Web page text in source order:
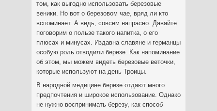
том, как выгодно использовать березовые
веники. Но вот о березовом чае, вряд ли кто
вспоминает. А ведь, совсем напрасно. Давайте
поговорим о пользе такого напитка, о его
плюсах и минусах. Издавна славяне и германцы
особую роль отводили березе. Как напоминание
об этом, мы можем видеть березовые веточки,
которые используют на день Троицы.
В народной медицине березе отдают много
предпочтения и широкое использование. Однако
не нужно воспринимать березу, как способ